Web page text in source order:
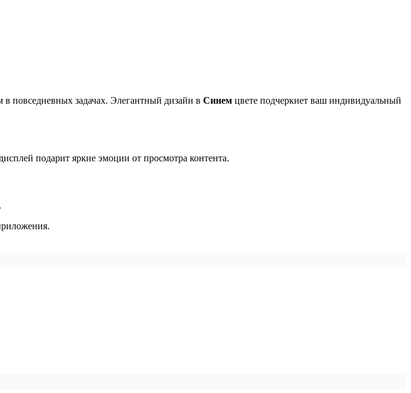
повседневных задачах. Элегантный дизайн в Синем цвете подчеркнет ваш индивидуальный
подарит яркие эмоции от просмотра контента.